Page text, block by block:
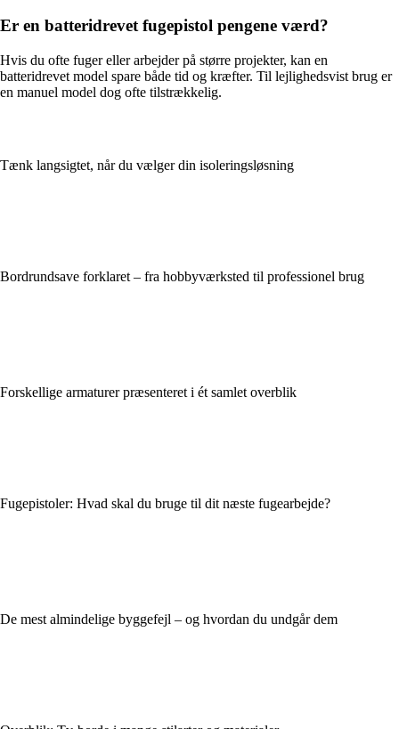
Er en batteridrevet fugepistol pengene værd?
Hvis du ofte fuger eller arbejder på større projekter, kan en
batteridrevet model spare både tid og kræfter. Til lejlighedsvist brug er
en manuel model dog ofte tilstrækkelig.
Tænk langsigtet, når du vælger din isoleringsløsning
Bordrundsave forklaret – fra hobbyværksted til professionel brug
Forskellige armaturer præsenteret i ét samlet overblik
Fugepistoler: Hvad skal du bruge til dit næste fugearbejde?
De mest almindelige byggefejl – og hvordan du undgår dem